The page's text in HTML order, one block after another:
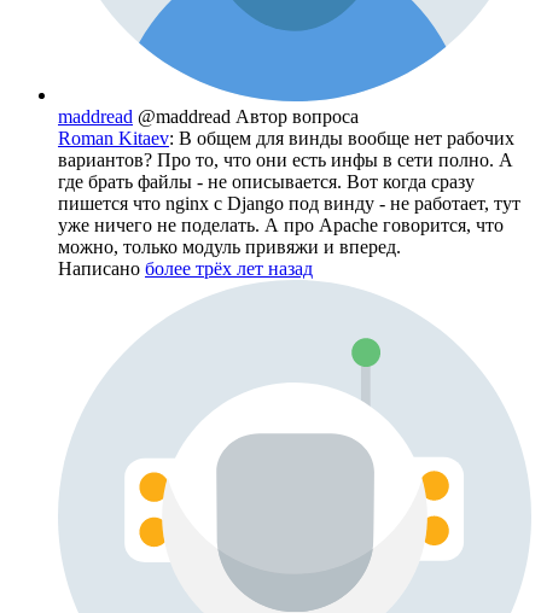
maddread @maddread Автор вопроса
Roman Kitaev: В общем для винды вообще нет рабочих
вариантов? Про то, что они есть инфы в сети полно. А
где брать файлы - не описывается. Вот когда сразу
пишется что nginx с Django под винду - не работает, тут
уже ничего не поделать. А про Apache говорится, что
можно, только модуль привяжи и вперед.
Написано более трёх лет назад